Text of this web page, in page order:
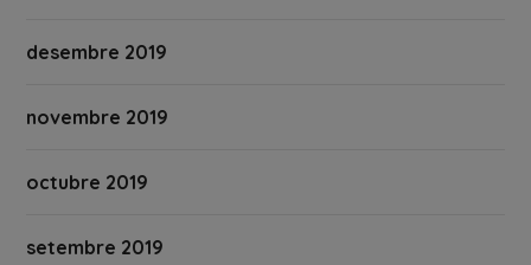
desembre 2019
novembre 2019
octubre 2019
setembre 2019